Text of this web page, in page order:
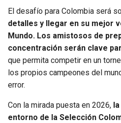
El desafío para Colombia será
detalles y llegar en su mejor
Mundo. Los amistosos de
concentración serán clave
que permita competir en un
los propios campeones del
error.
Con la mirada puesta en 2026,
entorno de la Selección